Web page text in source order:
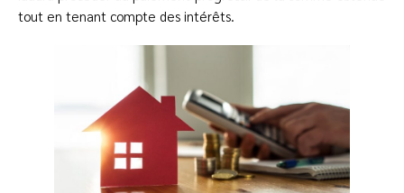
tout en tenant compte des intérêts.